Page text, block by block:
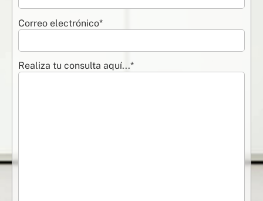
Correo electrónico*
Realiza tu consulta aquí...*